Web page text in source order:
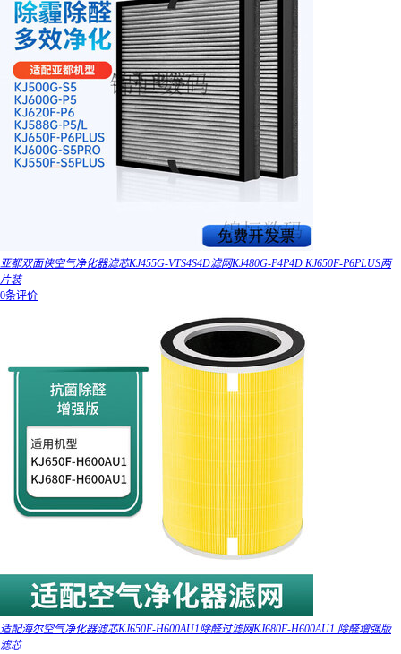
亚都双面侠空气净化器滤芯KJ455G-VTS4S4D滤网KJ480G-P4P4D KJ650F-P6PLUS两
片装
0条评价
适配海尔空气净化器滤芯KJ650F-H600AU1除醛过滤网KJ680F-H600AU1 除醛增强版
滤芯